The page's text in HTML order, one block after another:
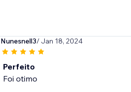
Nunesnell3/ Jan 18, 2024
Perfeito
Foi otimo